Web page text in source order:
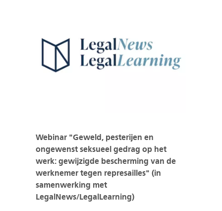
Webinar "Geweld, pesterijen en
ongewenst seksueel gedrag op het
werk: gewijzigde bescherming van de
werknemer tegen represailles" (in
samenwerking met
LegalNews/LegalLearning)